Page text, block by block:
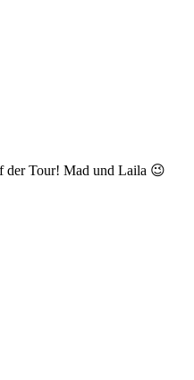
der Tour! Mad und Laila 😉